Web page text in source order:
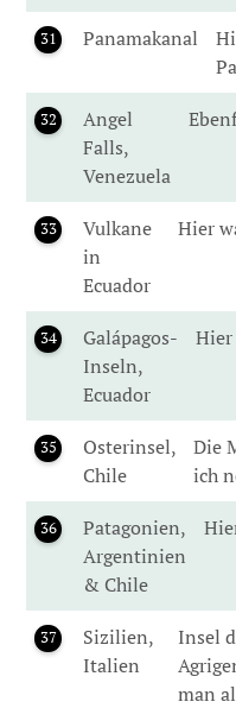
31 Panamakanal
32
Angel
Falls,
Venezuela
33
Vulkane
in
Ecuador
Hier
34
Galápagos-
Inseln,
Ecuador
35
Osterinsel,
Chile
Die
ich
36
Patagonien,
Argentinien
& Chile
37
Sizilien,
Italien
Insel
man